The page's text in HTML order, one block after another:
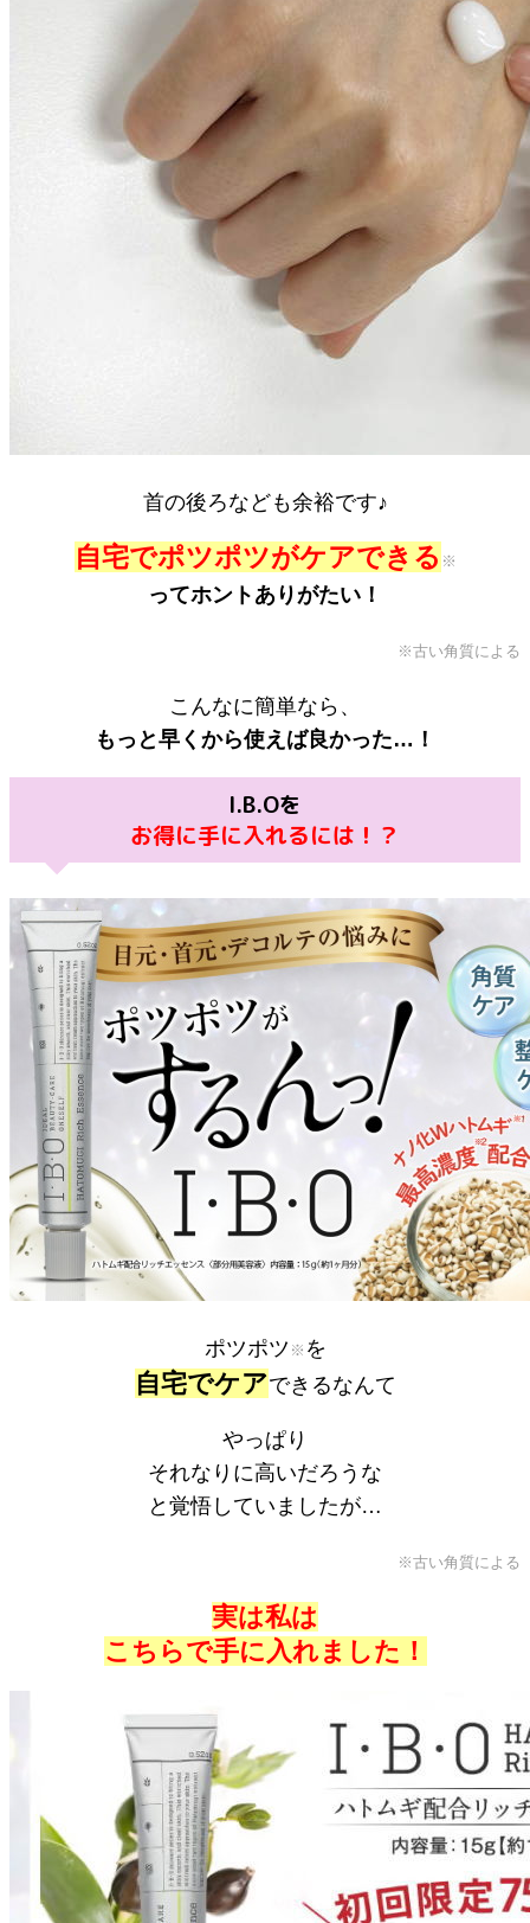
首の後ろなども余裕です♪
自宅でポツポツがケアできる ※
ってホントありがたい！
※古い角質による
こんなに簡単なら、
もっと早くから使えば良かった…！
I.B.Oを
お得に手に入れるには！？
ポツポツ ※ を
自宅でケアできるなんて
やっぱり
それなりに高いだろうな
と覚悟していましたが…
※古い角質による
実は私は
こちらで手に入れました！